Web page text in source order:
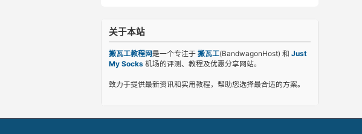
关于本站
搬瓦工教程网是一个专注于 搬瓦工(BandwagonHost) 和 Just
My Socks 机场的评测、教程及优惠分享网站。
致力于提供最新资讯和实用教程，帮助您选择最合适的方案。